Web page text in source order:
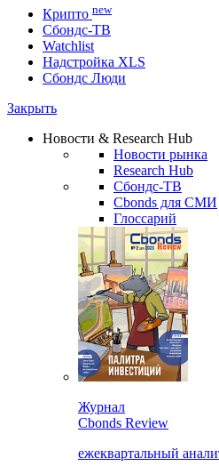
Крипто new
Сбондс-ТВ
Watchlist
Надстройка XLS
Сбондс Люди
Закрыть
Новости & Research Hub
Новости рынка
Research Hub
Сбондс-ТВ
Cbonds для СМИ
Глоссарий
Журнал
Cbonds Review
ежеквартальный